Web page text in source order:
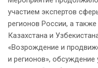
участием экспертов
регионов России, а
Казахстана и
«Возрождение и
и регионов», обсуждение